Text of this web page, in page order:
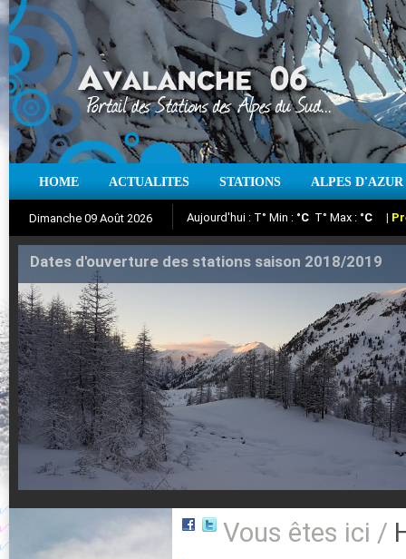
HOME ACTUALITES STATIONS ALPES D'AZUR
Dimanche 09 Août 2026
Aujourd'hui : T° Min : °CT° Max : °C |
Suivez en direct l'actualité des stations
Vous êtes ici /